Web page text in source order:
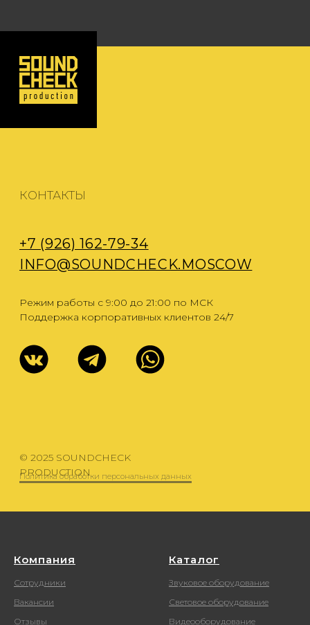
Компания
Сотрудники
Вакансии
Отзывы
Каталог
Звуковое оборудование
Световое оборудование
Видеооборудование